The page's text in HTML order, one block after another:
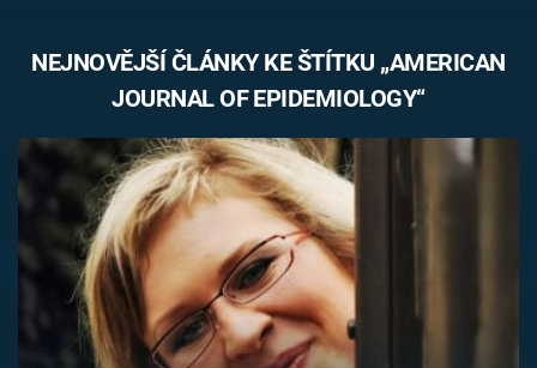
Témata
Pořady
TV Program
Časopis
Sledujte prima+
NEJNOVĚJŠÍ ČLÁNKY KE ŠTÍTKU „AMERICAN
JOURNAL OF EPIDEMIOLOGY“